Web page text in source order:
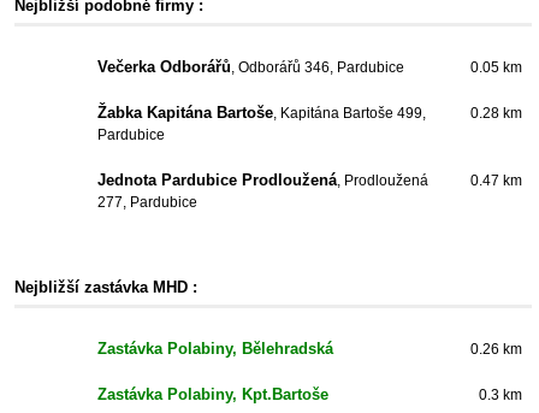
Nejbližší podobné firmy :
Večerka Odborářů, Odborářů 346, Pardubice 0.05 km
Žabka Kapitána Bartoše, Kapitána Bartoše 499,
Pardubice
0.28 km
Jednota Pardubice Prodloužená, Prodloužená
277, Pardubice
0.47 km
Nejbližší zastávka MHD :
Zastávka Polabiny, Bělehradská 0.26 km
Zastávka Polabiny, Kpt.Bartoše 0.3 km